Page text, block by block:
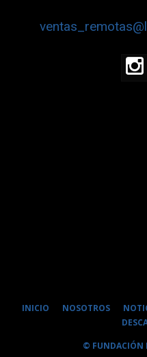
INICIO NOSOTROS
© FUNDACIÓN